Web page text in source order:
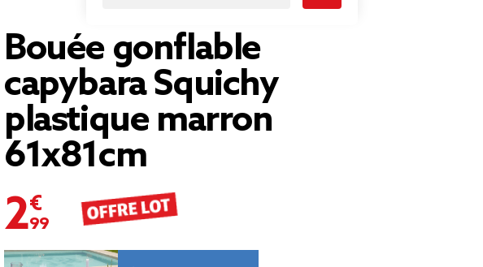
Bouée gonflable
capybara Squichy
plastique marron
61x81cm
2,99 €